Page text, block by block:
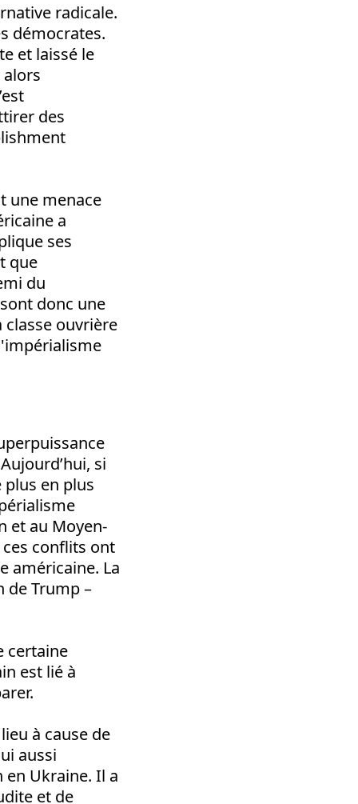
radicale.
démocrates.
et laissé le
alors
des
une menace
a
ses
que
du
donc une
ouvrière
si
en plus
et au Moyen-
conflits ont
américaine. La
de Trump –
certaine
est lié à
à cause de
aussi
Ukraine. Il a
et de